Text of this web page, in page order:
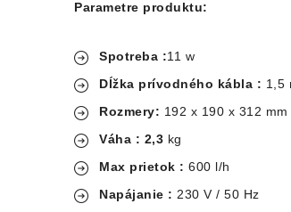
Parametre produktu:
Spotreba :11 w
Dĺžka prívodného kábla : 1,5
Rozmery: 192 x 190 x 312 mm
Váha : 2,3 kg
Max prietok : 600 l/h
Napájanie : 230 V / 50 Hz